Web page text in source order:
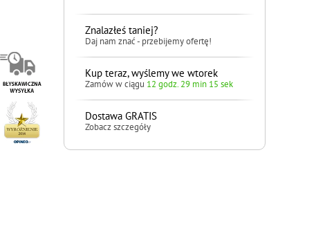
Znalazłeś taniej?
Daj nam znać - przebijemy ofertę!
Kup teraz, wyślemy we wtorek
Zamów w ciągu 12 godz. 29 min 14 sek
Dostawa GRATIS
Zobacz szczegóły